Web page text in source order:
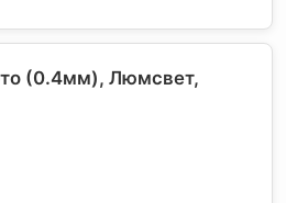
(0.4мм), Люмсвет,